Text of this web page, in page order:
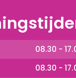
08.30 -
08.30 -